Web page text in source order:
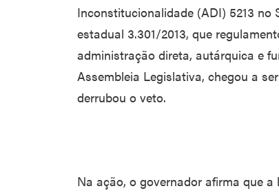
Inconstitucionalidade (ADI) 5213 no
estadual 3.301/2013, que
administração direta, autárquica e
Assembleia Legislativa, chegou a
derrubou o veto.
Na ação, o governador afirma que